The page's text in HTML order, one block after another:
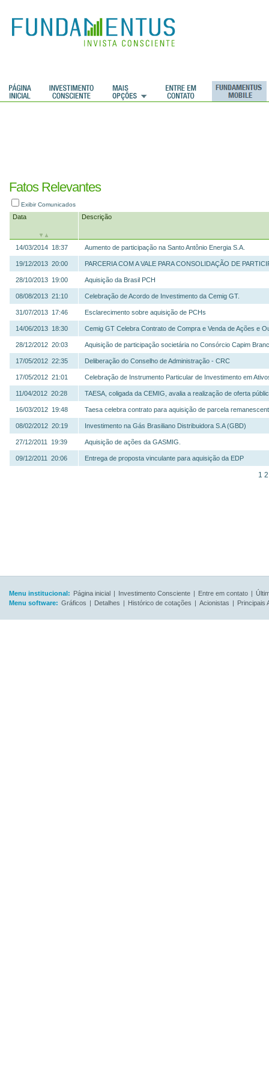
Fatos Relevantes
Exibir Comunicados
Data Descrição
14/03/2014 18:37 Aumento de participação na Santo Antônio Energia S.A.
19/12/2013 20:00 PARCERIA COM A VALE PARA CONSOLIDAÇÃO DE
28/10/2013 19:00 Aquisição da Brasil PCH
08/08/2013 21:10 Celebração de Acordo de Investimento da Cemig GT.
31/07/2013 17:46 Esclarecimento sobre aquisição de PCHs
14/06/2013 18:30 Cemig GT Celebra Contrato de Compra e Venda de Ações e
28/12/2012 20:03 Aquisição de participação societária no Consórcio Capim
17/05/2012 22:35 Deliberação do Conselho de Administração - CRC
17/05/2012 21:01 Celebração de Instrumento Particular de Investimento em
11/04/2012 20:28 TAESA, coligada da CEMIG, avalia a realização de oferta
16/03/2012 19:48 Taesa celebra contrato para aquisição de parcela
08/02/2012 20:19 Investimento na Gás Brasiliano Distribuidora S.A (GBD)
27/12/2011 19:39 Aquisição de ações da GASMIG.
09/12/2011 20:06 Entrega de proposta vinculante para aquisição da EDP
1
Menu institucional: Página inicial | Investimento Consciente | Entre em contato |
Menu software: Gráficos | Detalhes | Histórico de cotações | Acionistas | Principais